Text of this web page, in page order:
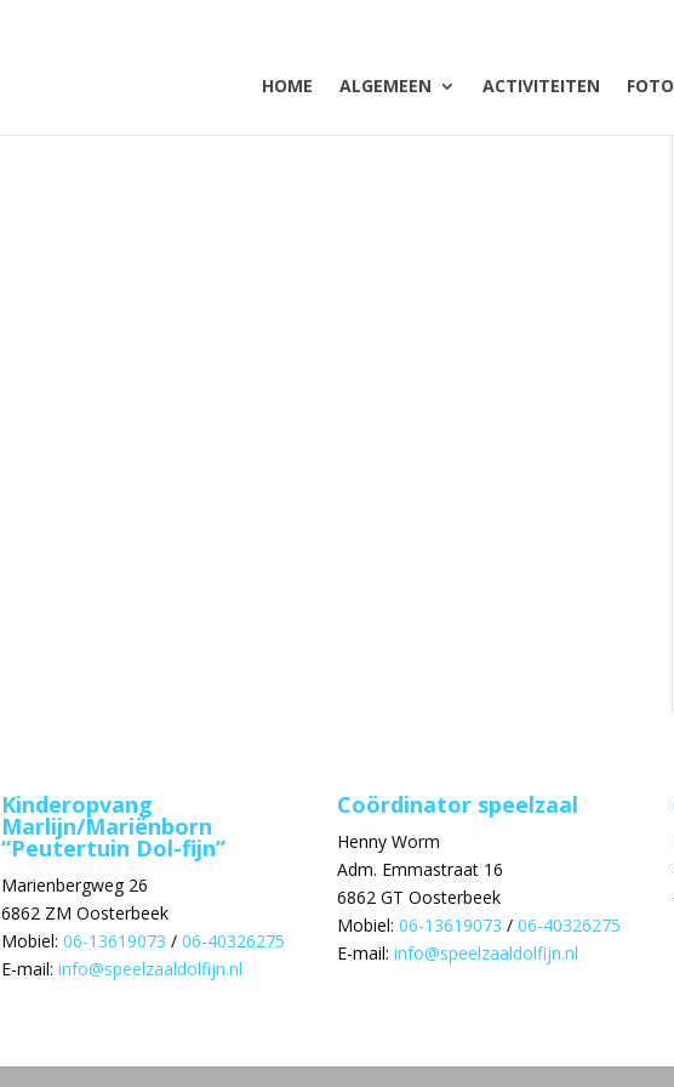
HOME ALGEMEEN ACTIVITEITEN
Kinderopvang
Marlijn/Mariënborn
“Peutertuin Dol-fijn”
Marienbergweg 26
6862 ZM Oosterbeek
Mobiel:06-13619073 /06-40326275
E-mail:info@speelzaaldolfijn.nl
Coördinator speelzaal
Henny Worm
Adm. Emmastraat 16
6862 GT Oosterbeek
Mobiel:06-13619073 /06-40326275
E-mail:info@speelzaaldolfijn.nl